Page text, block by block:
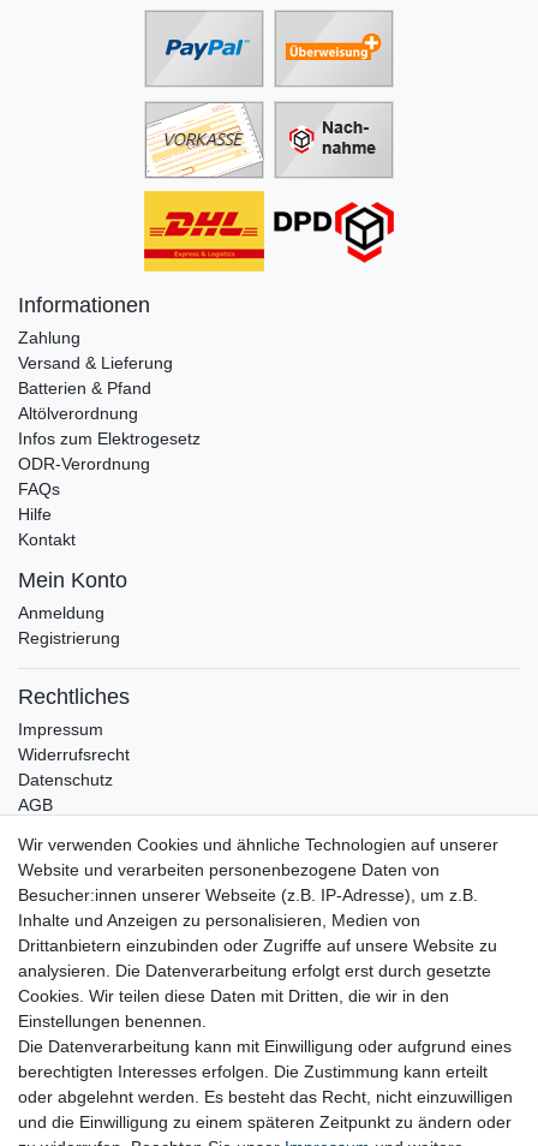
Informationen
Zahlung
Versand & Lieferung
Batterien & Pfand
Altölverordnung
Infos zum Elektrogesetz
ODR-Verordnung
FAQs
Hilfe
Kontakt
Mein Konto
Anmeldung
Registrierung
Rechtliches
Impressum
Widerrufsrecht
Datenschutz
AGB
Bleibt Sie auf dem Laufenden ...
E-MAIL **
Newsletter
Honig
Hiermit bestätige ich, dass ich dieDaten­schutz­erklärunggelesen habe. Meine
Einwilligung kann ich jederzeit widerrufen.**
** Hierbei handelt es sich um ein Pflichtfeld.
Wir verwenden Cookies und ähnliche Technologien auf unserer
Website und verarbeiten personenbezogene Daten von
Besucher:innen unserer Webseite (z.B. IP-Adresse), um z.B.
Inhalte und Anzeigen zu personalisieren, Medien von
Drittanbietern einzubinden oder Zugriffe auf unsere Website zu
analysieren. Die Datenverarbeitung erfolgt erst durch gesetzte
Cookies. Wir teilen diese Daten mit Dritten, die wir in den
Einstellungen benennen.
Die Datenverarbeitung kann mit Einwilligung oder aufgrund eines
berechtigten Interesses erfolgen. Die Zustimmung kann erteilt
oder abgelehnt werden. Es besteht das Recht, nicht einzuwilligen
und die Einwilligung zu einem späteren Zeitpunkt zu ändern oder